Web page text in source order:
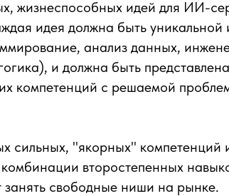
жизнеспособных идей для ИИ-
идея должна быть
анализ данных,
и должна быть
компетенций с решаемой
"якорных" компетенций
второстепенных
свободные ниши на рынке.